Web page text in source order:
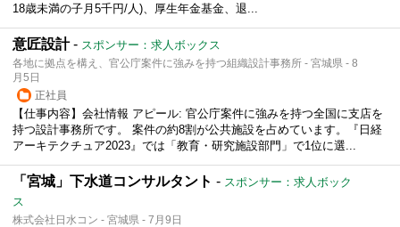
18歳未満の子月5千円/人)、厚生年金基金、退...
意匠設計- スポンサー：求人ボックス
各地に拠点を構え、官公庁案件に強みを持つ組織設計事務所 - 宮城県 - 8
月5日
正社員
【仕事内容】会社情報 アピール: 官公庁案件に強みを持つ全国に支店を
持つ設計事務所です。 案件の約8割が公共施設を占めています。『日経
アーキテクチュア2023』では「教育・研究施設部門」で1位に選...
「宮城」下水道コンサルタント - スポンサー：求人ボック
ス
株式会社日水コン - 宮城県 - 7月9日